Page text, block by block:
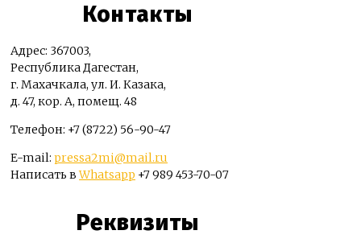
Контакты
Адрес: 367003,
Республика Дагестан,
г. Махачкала, ул. И. Казака,
д. 47, кор. А, помещ. 48
Телефон: +7 (8722) 56-90-47
E-mail: pressa2mi@mail.ru
Написать вWhatsapp +7 989 453-70-07
Реквизиты